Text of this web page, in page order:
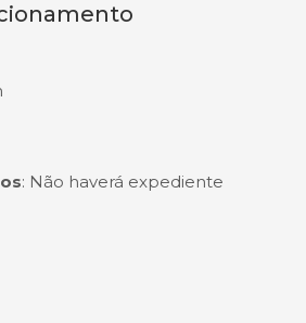
: Não haverá expediente